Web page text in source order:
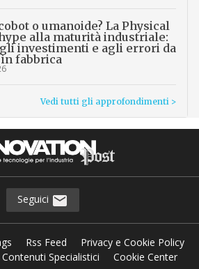
o umanoide? La Physical
alla maturità industriale:
investimenti e agli errori da
fabbrica
Vedi tutti gli approfondimenti >
Seguici
Rss Feed
Privacy e Cookie Policy
Specialistici
Cookie Center